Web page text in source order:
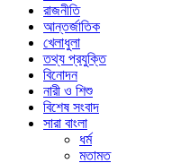
রাজনীতি
আন্তর্জাতিক
খেলাধুলা
তথ্য প্রযুক্তি
বিনোদন
নারী ও শিশু
বিশেষ সংবাদ
সারা বাংলা
ধর্ম
মতামত